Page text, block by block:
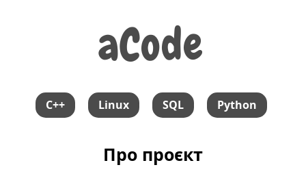
aCode
aCode
C++ Linux SQL Python
Про проєкт